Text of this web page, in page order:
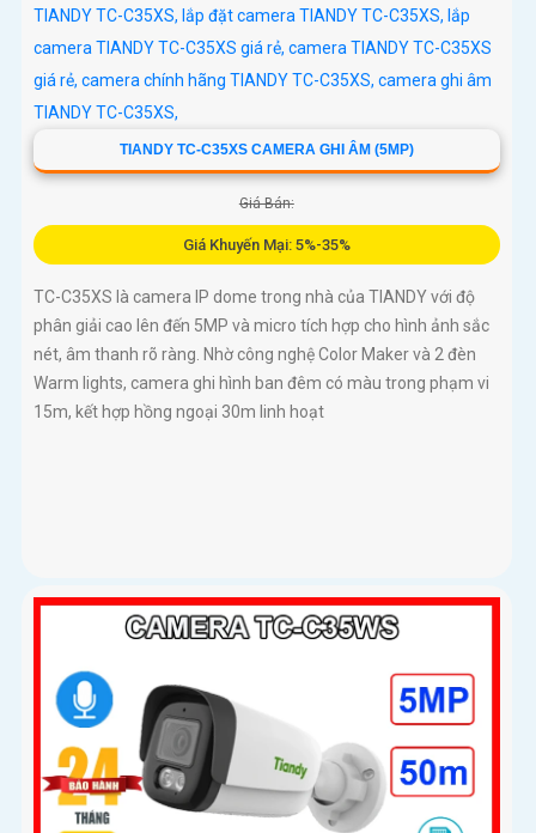
TIANDY TC-C35XS CAMERA GHI ÂM (5MP)
Giá Bán:
Giá Khuyến Mại: 5%-35%
TC-C35XS là camera IP dome trong nhà của TIANDY với độ
phân giải cao lên đến 5MP và micro tích hợp cho hình ảnh sắc
nét, âm thanh rõ ràng. Nhờ công nghệ Color Maker và 2 đèn
Warm lights, camera ghi hình ban đêm có màu trong phạm vi
15m, kết hợp hồng ngoại 30m linh hoạt